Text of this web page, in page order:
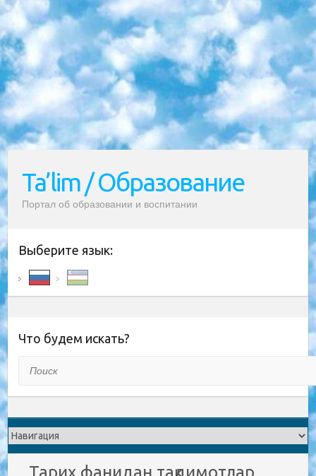
Ta’lim / Образование
Портал об образовании и воспитании
Выберите язык:
Что будем искать?
Тарих фанидан тақдимотлар